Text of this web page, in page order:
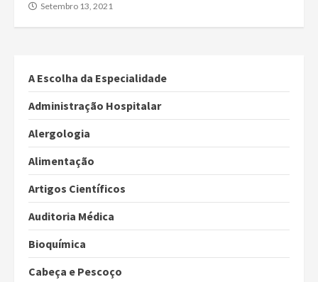
Setembro 13, 2021
A Escolha da Especialidade
Administração Hospitalar
Alergologia
Alimentação
Artigos Científicos
Auditoria Médica
Bioquímica
Cabeça e Pescoço